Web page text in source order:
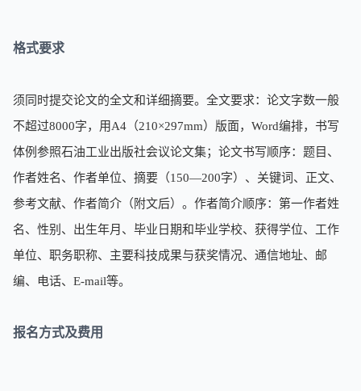
格式要求
须同时提交论文的全文和详细摘要。全文要求：论文字数一般
不超过8000字，用A4（210×297mm）版面，Word编排，书写
体例参照石油工业出版社会议论文集；论文书写顺序：题目、
作者姓名、作者单位、摘要（150—200字）、关键词、正文、
参考文献、作者简介（附文后）。作者简介顺序：第一作者姓
名、性别、出生年月、毕业日期和毕业学校、获得学位、工作
单位、职务职称、主要科技成果与获奖情况、通信地址、邮
编、电话、E-mail等。
报名方式及费用